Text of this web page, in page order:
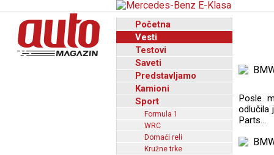
Početna
Vesti
Testovi
Saveti
Predstavljamo
Kamioni
Sport
Formula 1
WRC
Domaći reli
Kružne trke
Posle
odlučila
Parts...